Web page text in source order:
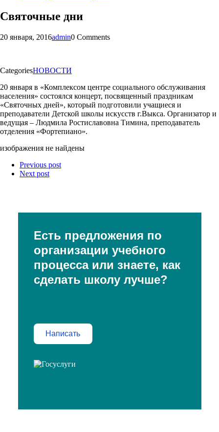
Святочные дни
20 января, 2016admin0 Comments
CategoriesНОВОСТИ
20 января в «Комплексом центре социального обслуживания
населения» состоялся концерт, посвященный праздникам
«Святочных дней», который подготовили учащиеся и
преподаватели Детской школы искусств г.Выкса. Организатор и
ведущая – Людмила Ростиславовна Тимина, преподаватель
отделения «Фортепиано».
изображения не найдены
Previous post
Next post
Есть предложения по
организации учебного
процесса или знаете, как
сделать школу лучше?
Написать